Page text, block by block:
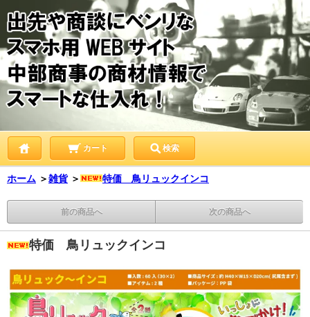
カート 検索
ホーム ＞雑貨 ＞ 特価 鳥リュックインコ
前の商品へ 次の商品へ
特価 鳥リュックインコ